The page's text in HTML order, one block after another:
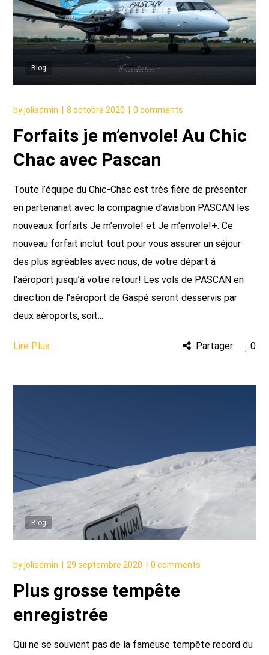
Blog
byjoliadmin 8 octobre 2020 0 comments
Forfaits je m’envole! Au Chic
Chac avec Pascan
Toute l’équipe du Chic-Chac est très fière de présenter
en partenariat avec la compagnie d’aviation PASCAN les
nouveaux forfaits Je m’envole! et Je m’envole!+. Ce
nouveau forfait inclut tout pour vous assurer un séjour
des plus agréables avec nous, de votre départ à
l’aéroport jusqu’à votre retour! Les vols de PASCAN en
direction de l’aéroport de Gaspé seront desservis par
deux aéroports, soit...
Lire Plus Partager 0
Blog
byjoliadmin 29 septembre 2020 0 comments
Plus grosse tempête
enregistrée
Qui ne se souvient pas de la fameuse tempête record du